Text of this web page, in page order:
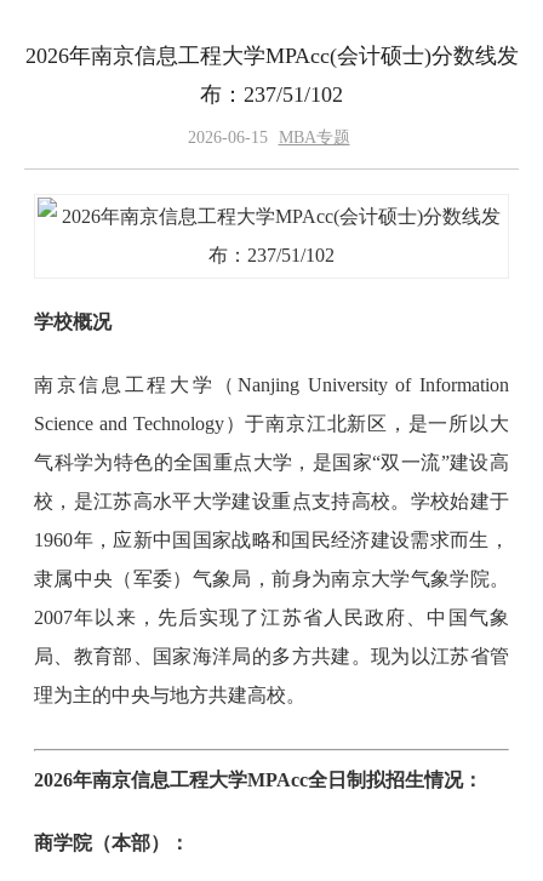
2026年南京信息工程大学MPAcc(会计硕士)分数线发
布：237/51/102
2026-06-15 MBA专题
学校概况
南京信息工程大学（Nanjing University of Information
Science and Technology）于南京江北新区，是一所以大
气科学为特色的全国重点大学，是国家“双一流”建设高
校，是江苏高水平大学建设重点支持高校。学校始建于
1960年，应新中国国家战略和国民经济建设需求而生，
隶属中央（军委）气象局，前身为南京大学气象学院。
2007年以来，先后实现了江苏省人民政府、中国气象
局、教育部、国家海洋局的多方共建。现为以江苏省管
理为主的中央与地方共建高校。
2026年南京信息工程大学MPAcc全日制拟招生情况：
商学院（本部）：